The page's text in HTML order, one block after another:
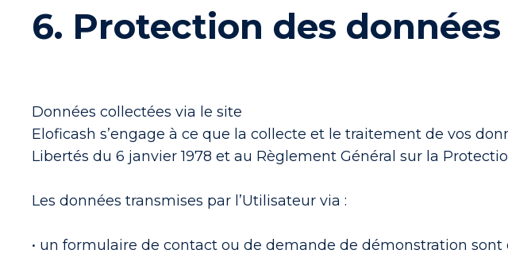
6. Protection des
Données collectées via le site
Eloficash s’engage à ce que la collecte et le traitement de vos
Libertés du 6 janvier 1978 et au Règlement Général sur la
Les données transmises par l’Utilisateur via :
• un formulaire de contact ou de demande de démonstration sont